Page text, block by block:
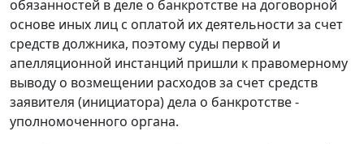
обязанностей в деле о банкротстве на договорной
основе иных лиц с оплатой их деятельности за счет
средств должника, поэтому суды первой и
апелляционной инстанций пришли к правомерному
выводу о возмещении расходов за счет средств
заявителя (инициатора) дела о банкротстве -
уполномоченного органа.